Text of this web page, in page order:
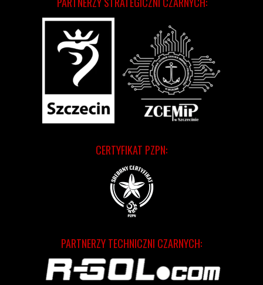
CERTYFIKAT PZPN:
PARTNERZY TECHNICZNI CZARNYCH: